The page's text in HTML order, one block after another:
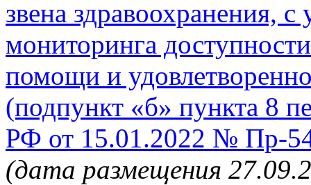
звена здравоохранения,
мониторинга
помощи и
(подпункт «б» пункта 8
РФ от 15.01.2022 № Пр-
(дата размещения